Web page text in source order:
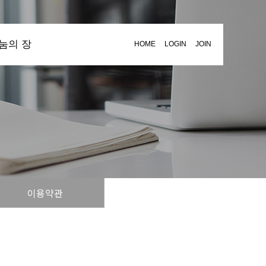
의 장 HOME LOGIN JOIN
이용약관